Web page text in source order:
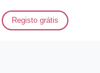
Registo grátis